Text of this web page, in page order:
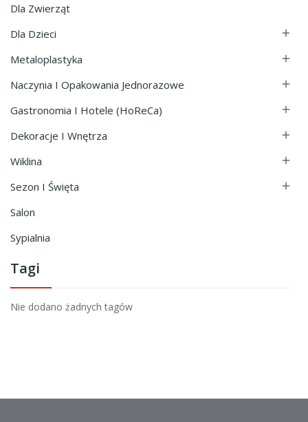
Dla Zwierząt
Dla Dzieci

Metaloplastyka 
Naczynia I Opakowania Jednorazowe 
Gastronomia I Hotele (HoReCa) 
Dekoracje I Wnętrza 
Wiklina 
Sezon I Święta 
Salon
Sypialnia
Tagi
Nie dodano żadnych tagów